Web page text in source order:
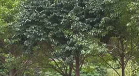
餐饮服务
驾驶人员派遣服务
保安公司
贵州保安